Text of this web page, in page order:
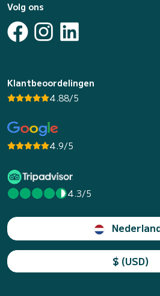
Volg ons
Klantbeoordelingen
4.88/5
4.9/5
4.3/5
$ (USD)